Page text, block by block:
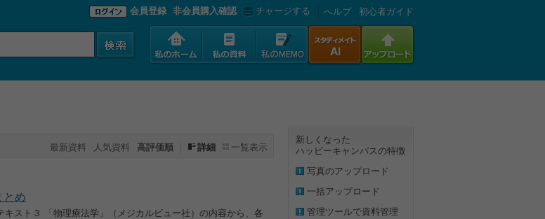
会員登録 非会員購入確認 チャージする へルプ 初心者ガイド
最新資料 人気資料 高評価順 詳細 一覧表示
とめ
スト３ 「物理療法学」（メジカルビュー社）の内容から、各
新しくなった
ハッピーキャンパスの特徴
写真のアップロード
一括アップロード
管理ツールで資料管理